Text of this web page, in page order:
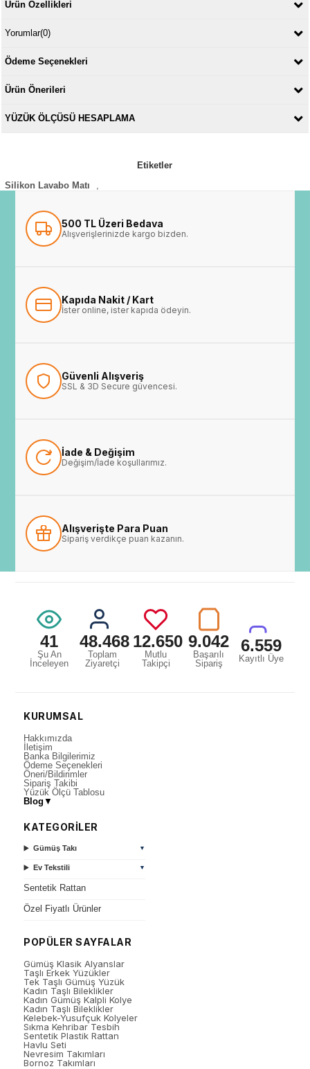
Ürün Özellikleri
Yorumlar(0)
Ödeme Seçenekleri
Ürün Önerileri
YÜZÜK ÖLÇÜSÜ HESAPLAMA
Etiketler
Silikon Lavabo Matı
500 TL Üzeri Bedava
Alışverişlerinizde kargo bizden.
Kapıda Nakit / Kart
İster online, ister kapıda ödeyin.
Güvenli Alışveriş
SSL & 3D Secure güvencesi.
İade & Değişim
Değişim/İade koşullarımız.
Alışverişte Para Puan
Sipariş verdikçe puan kazanın.
41
Şu An
İnceleyen
48.468
Toplam
Ziyaretçi
12.650
Mutlu
Takipçi
9.042
Başarılı
Sipariş
6.559
Kayıtlı Üye
KURUMSAL
Hakkımızda
İletişim
Banka Bilgilerimiz
Ödeme Seçenekleri
Öneri/Bildirimler
Sipariş Takibi
Yüzük Ölçü Tablosu
Blog ▼
KATEGORİLER
Gümüş Takı ▼
Ev Tekstili ▼
Sentetik Rattan
Özel Fiyatlı Ürünler
POPÜLER SAYFALAR
Gümüş Klasik Alyanslar
Taşlı Erkek Yüzükler
Tek Taşlı Gümüş Yüzük
Kadın Taşlı Bileklikler
Kadın Gümüş Kalpli Kolye
Kadın Taşlı Bileklikler
Kelebek-Yusufçuk Kolyeler
Sıkma Kehribar Tesbih
Sentetik Plastik Rattan
Havlu Seti
Nevresim Takımları
Bornoz Takımları